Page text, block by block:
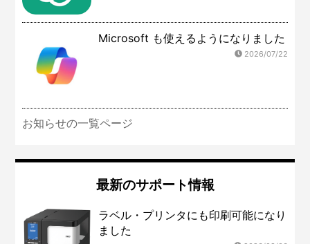
Microsoft も使えるようになりました
2026/07/22
お知らせの一覧ページ
最新のサポート情報
ラベル・プリンタにも印刷可能になり
ました